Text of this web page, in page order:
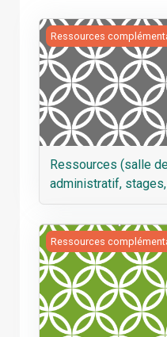
Ressources (salle
Ressources
Ressources (salle
administratif, stages,
Prérequis blocs 3 et
Ressources